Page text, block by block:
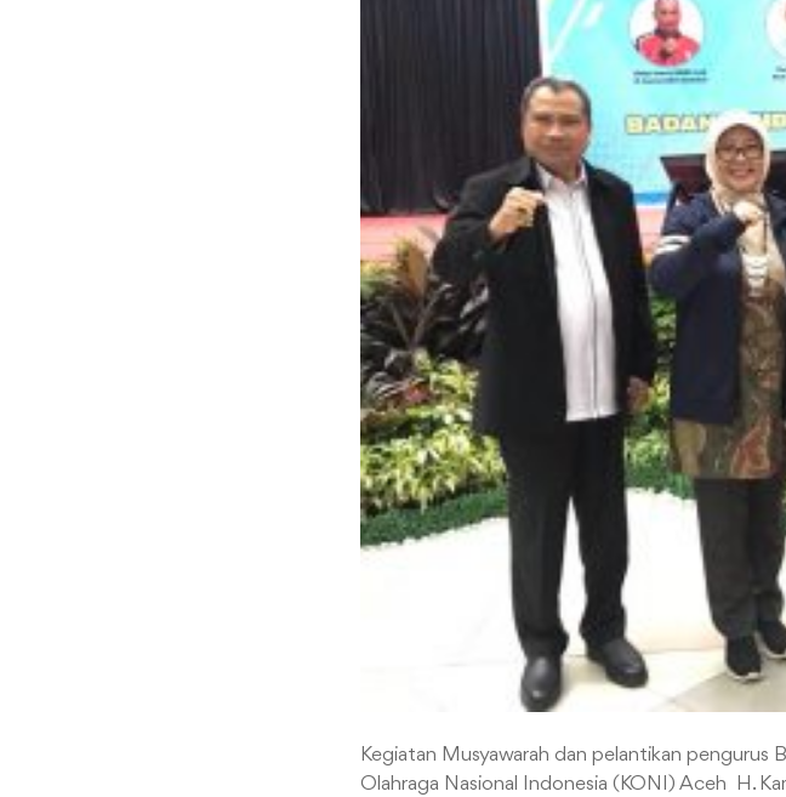
Kegiatan Musyawarah dan pelantikan
Olahraga Nasional Indonesia (KONI) Aceh H.